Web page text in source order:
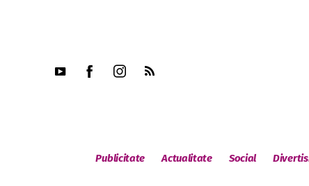
Publicitate Actualitate Social